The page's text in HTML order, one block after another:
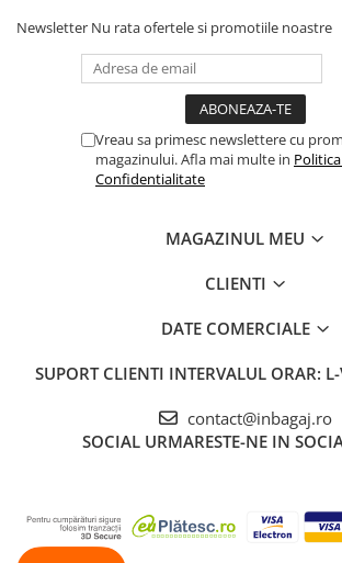
Newsletter Nu rata ofertele si promotiile noastre
Vreau sa primesc newslettere cu
magazinului. Afla mai multe in
Confidentialitate
MAGAZINUL MEU
CLIENTI
DATE COMERCIALE
SUPORT CLIENTI INTERVALUL ORAR:
contact@inbagaj.ro
SOCIAL URMARESTE-NE IN